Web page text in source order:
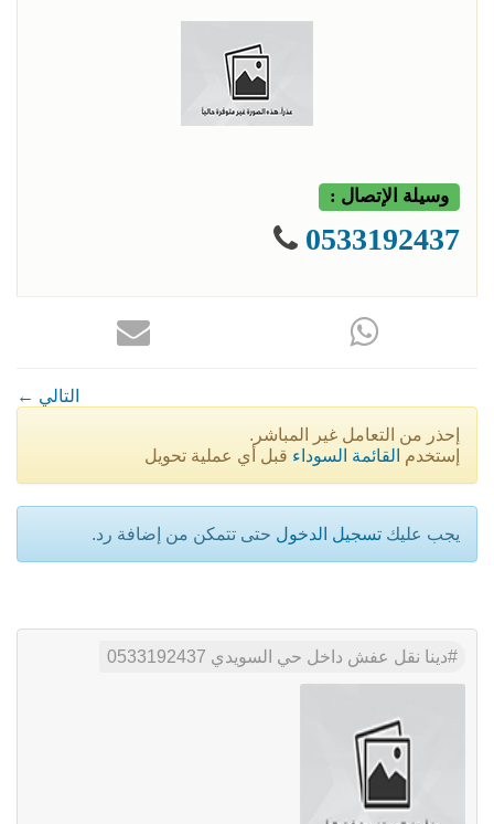
وسيلة الإتصال :
0533192437
← التالي
إحذر من التعامل غير المباشر.
إستخدم القائمة السوداء قبل أي عملية تحويل
يجب عليك تسجيل الدخول حتى تتمكن من إضافة رد.
دينا نقل عفش داخل حي السويدي 0533192437